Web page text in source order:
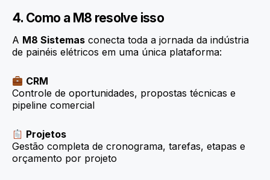
4. Como a M8 resolve isso
A M8 Sistemas conecta toda a jornada da indústria
de painéis elétricos em uma única plataforma:
CRM
Controle de oportunidades, propostas técnicas e
pipeline comercial
Projetos
Gestão completa de cronograma, tarefas, etapas e
orçamento por projeto